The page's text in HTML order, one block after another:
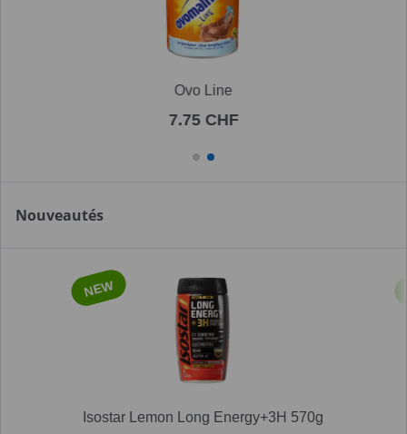
Ovo Line
7.75 CHF
Nouveautés
NEW
Isostar Lemon Long Energy+3H 570g